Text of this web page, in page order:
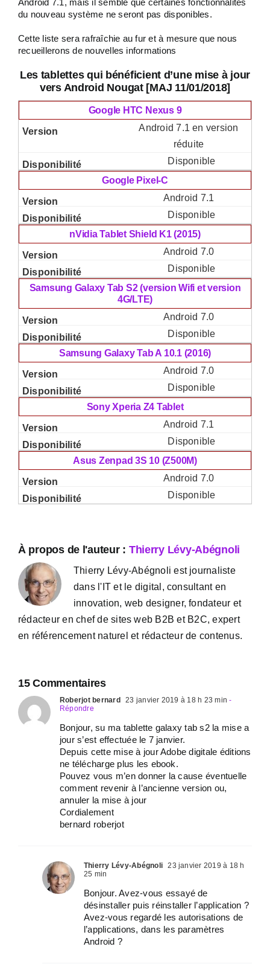
Android 7.1, mais il semble que certaines fonctionnalités
du nouveau système ne seront pas disponibles.
Cette liste sera rafraîchie au fur et à mesure que nous
recueillerons de nouvelles informations
Les tablettes qui bénéficient d’une mise à jour
vers Android Nougat [MAJ 11/01/2018]
Google HTC Nexus 9
Android 7.1 en version
réduite
Disponible
Google Pixel-C
Android 7.1
Disponible
nVidia Tablet Shield K1 (2015)
Android 7.0
Disponible
Samsung Galaxy Tab S2 (version Wifi et version
4G/LTE)
Android 7.0
Disponible
Samsung Galaxy Tab A 10.1 (2016)
Android 7.0
Disponible
Sony Xperia Z4 Tablet
Android 7.1
Disponible
Asus Zenpad 3S 10 (Z500M)
Android 7.0
Disponible
À propos de l'auteur : Thierry Lévy-Abégnoli
Thierry Lévy-Abégnoli est journaliste
dans l'IT et le digital, consultant en
innovation, web designer, fondateur et
rédacteur en chef de sites web B2B et B2C, expert
en référencement naturel et rédacteur de contenus.
15 Commentaires
Roberjot bernard 23 janvier 2019 à 18 h 23 min -
Répondre
Bonjour, su ma tablette galaxy tab s2 la mise a
jour s’est effectuée le 7 janvier.
Depuis cette mise à jour Adobe digitale éditions
ne télécharge plus les ebook.
Pouvez vous m’en donner la cause éventuelle
comment revenir à l’ancienne version ou,
annuler la mise à jour
Cordialement
bernard roberjot
Thierry Lévy-Abégnoli 23 janvier 2019 à 18 h
25 min
Bonjour. Avez-vous essayé de
désinstaller puis réinstaller l’application ?
Avez-vous regardé les autorisations de
l’applications, dans les paramètres
Android ?